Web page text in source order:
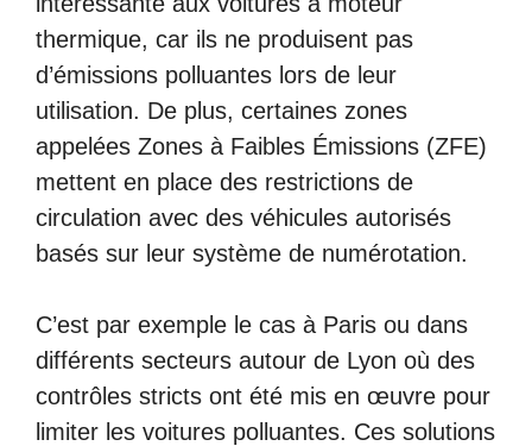
thermique, car ils ne produisent pas
d’émissions polluantes lors de leur
utilisation. De plus, certaines zones
appelées Zones à Faibles Émissions (ZFE)
mettent en place des restrictions de
circulation avec des véhicules autorisés
basés sur leur système de numérotation.
C’est par exemple le cas à Paris ou dans
différents secteurs autour de Lyon où des
contrôles stricts ont été mis en œuvre pour
limiter les voitures polluantes. Ces solutions